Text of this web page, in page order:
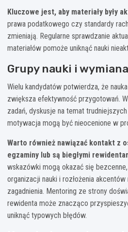
Kluczowe jest, aby materiały były
prawa podatkowego czy standardy
zmieniają. Regularne sprawdzanie
materiałów pomoże uniknąć nauki
Grupy nauki i
Wielu kandydatów potwierdza, że
zwiększa efektywność przygotowań.
zadań, dyskusje na temat
motywacja mogą być nieocenione w
Warto również nawiązać kontakt z
egzaminy lub są biegłymi
wskazówki mogą okazać się
organizacji nauki i rozłożenia
zagadnienia. Mentoring ze strony
rewidenta może znacząco
uniknąć typowych błędów.